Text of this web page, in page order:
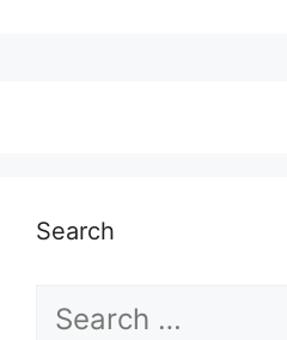
Search
Search